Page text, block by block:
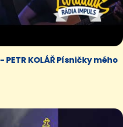
KOLÁŘ Písničky mého